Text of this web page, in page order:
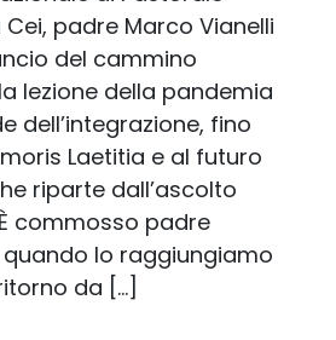
padre Marco Vianelli
del cammino
lezione della pandemia
dell’integrazione, fino
Laetitia e al futuro
riparte dall’ascolto
commosso padre
quando lo raggiungiamo
da […]